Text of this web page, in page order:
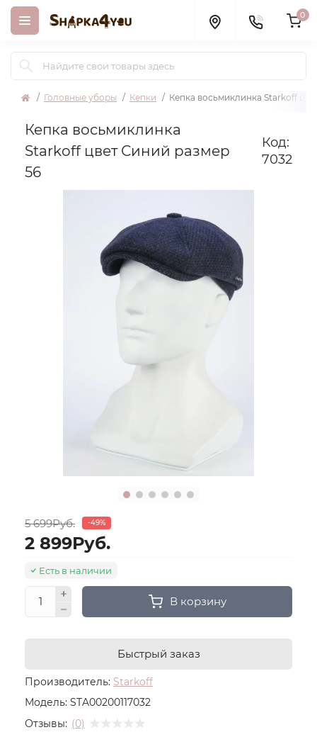
0
Головные уборы Кепки Кепка восьмиклинка Starkoff
Кепка восьмиклинка
Starkoff цвет Синий размер
56
Код:
7032
Производитель: Starkoff
Модель: STA00200117032
Отзывы: (0)
5 699Руб. -49%
2 899Руб.
Есть в наличии
В корзину
Быстрый заказ